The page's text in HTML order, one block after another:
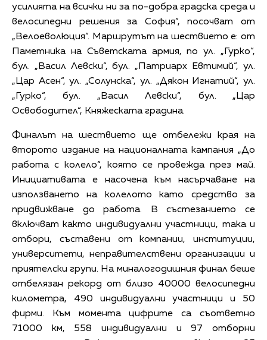
усилията на всички ни за по-добра градска среда и
велосипедни решения за София“, посочват от
„Велоеволюция“. Маршрутът на шествието е: от
Паметника на Съветската армия, по ул. „Гурко“,
бул. „Васил Левски“, бул. „Патриарх Евтимий“, ул.
„Цар Асен“, ул. „Солунска“, ул. „Дякон Игнатий“, ул.
„Гурко“, бул. „Васил Левски“, бул. „Цар
Освободител“, Княжеската градина.
Финалът на шествието ще отбележи края на
второто издание на националната кампания „До
работа с колело“, която се провежда през май.
Инициативата е насочена към насърчаване на
използването на колелото като средство за
придвижване до работа. В състезанието се
включват както индивидуални участници, така и
отбори, съставени от компании, институции,
университети, неправителствени организации и
приятелски групи. На миналогодишния финал беше
отбелязан рекорд от близо 40000 велосипедни
километра, 490 индивидуални участници и 50
фирми. Към момента цифрите са съответно
71000 км, 558 индивидуални и 97 отборни